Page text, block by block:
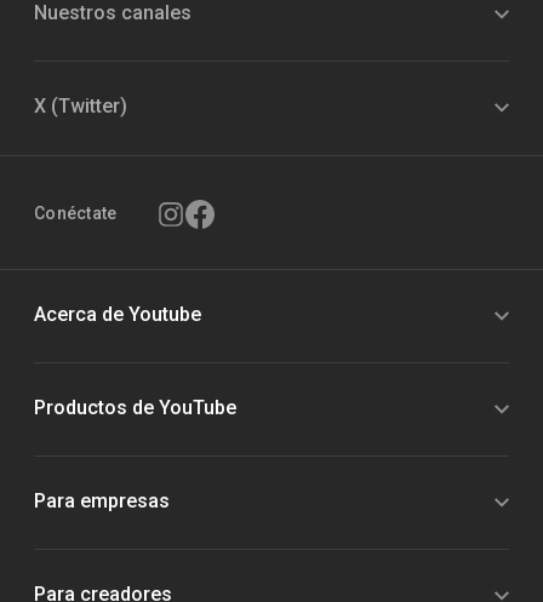
Nuestros canales
X (Twitter)
Conéctate
Acerca de Youtube
Productos de YouTube
Para empresas
Para creadores